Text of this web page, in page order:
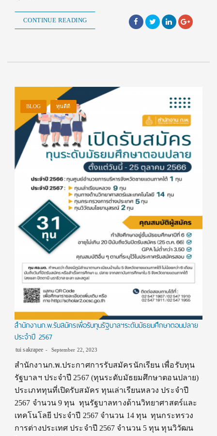
CONTINUE READING
BLOG ทุนดีดี
สำนักงานก.พ.รับสมัครเพื่อรับทุนรัฐบาลฯระดับมัธยมศึกษาตอนปลาย
ประจำปี 2567
tui sakrapee September 22, 2023
สำนักงานก.พ.ประกาศการรับสมัครนักเรียน เพื่อรับทุน
รัฐบาลฯ ประจำปี 2567 (ทุนระดับมัธยมศึกษาตอนปลาย)
ประเภททุนที่เปิดรับสมัคร ทุนเล่าเรียนหลวง ประจำปี
2567 จำนวน 9 ทุน ทุนรัฐบาลทางด้านวิทยาศาสตร์และ
เทคโนโลยี ประจำปี 2567 จำนวน 14 ทุน ทุนกระทรวง
การต่างประเทศ ประจำปี 2567 จำนวน 5 ทุน ทุนวิวัฒน